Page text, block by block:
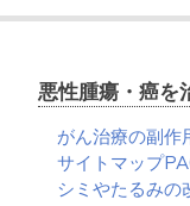
悪性腫瘍・癌を
がん治療の副作
サイトマップ
シミやたるみの